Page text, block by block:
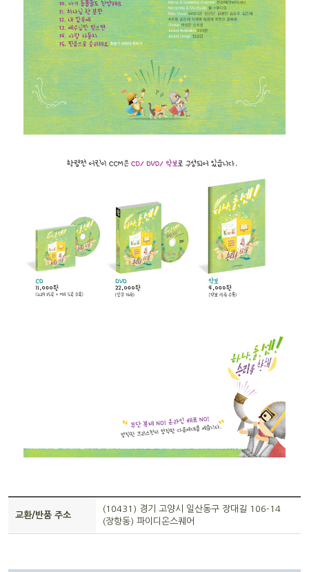
교환/반품 주소
(10431) 경기 고양시 일산동구 장대길 106-14
(장항동) 파이디온스퀘어